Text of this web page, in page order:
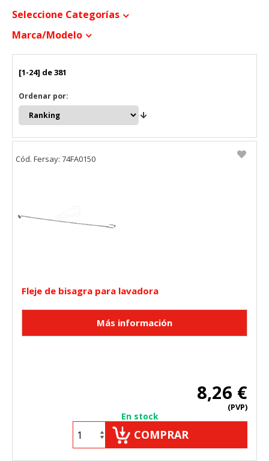
Seleccione Categorías
Marca/modelo
[1-24] de 381
Ordenar por:
Fleje de bisagra para lavadora
8,26 €
(PVP)
En stock
COMPRAR
Cód. Fersay: 74FA0150